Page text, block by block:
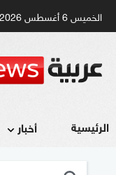
الخميس 6 أغسطس 2026
الرئيسية أخبار